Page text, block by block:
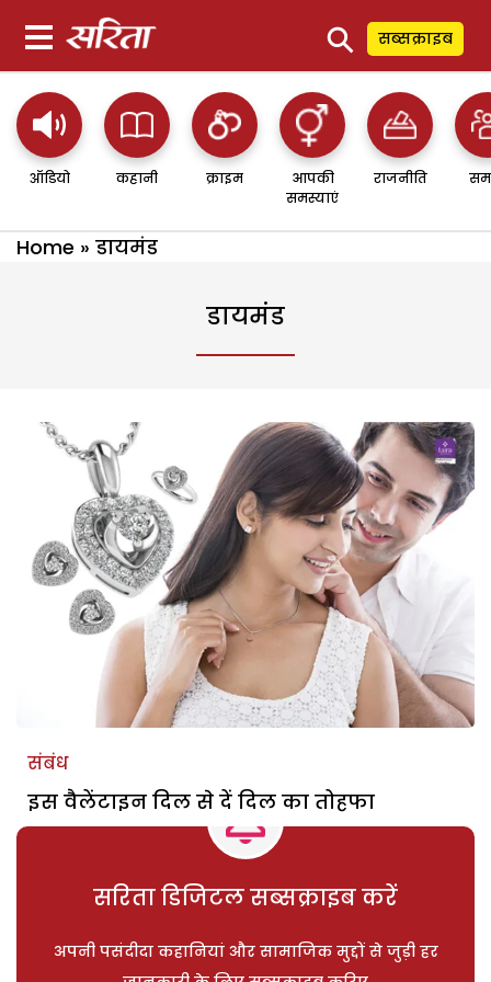
⚲ सब्सक्राइब
ऑडियो कहानी क्राइम
आपकी
समस्याएं
राजनीति
Home » डायमंड
डायमंड
संबंध
इस वैलेंटाइन दिल से दें दिल का तोहफा
सरिता डिजिटल सब्सक्राइब करें
अपनी पसंदीदा कहानियां और सामाजिक मुद्दों से जुड़ी हर